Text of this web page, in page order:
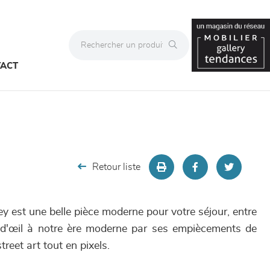
Retour liste
est une belle pièce moderne pour votre séjour, entre
à notre ère moderne par ses empiècements de
art tout en pixels.